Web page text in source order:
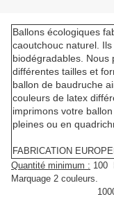
Ballons écologiques
caoutchouc naturel.
biodégradables. Nous
différentes tailles et
ballon de baudruche
couleurs de latex
imprimons votre
pleines ou en
FABRICATION
Quantité minimum : 100
Marquage 2 couleurs.
1000 Pièces -